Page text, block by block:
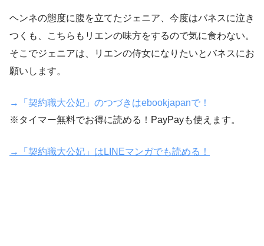
ヘンネの態度に腹を立てたジェニア、今度はバネスに泣き
つくも、こちらもリエンの味方をするので気に食わない。
そこでジェニアは、リエンの侍女になりたいとバネスにお
願いします。
→「契約職大公妃」のつづきはebookjapanで！
※タイマー無料でお得に読める！PayPayも使えます。
→「契約職大公妃」はLINEマンガでも読める！